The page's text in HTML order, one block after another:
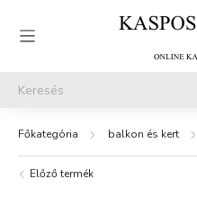
balkon és kert
Előző termék